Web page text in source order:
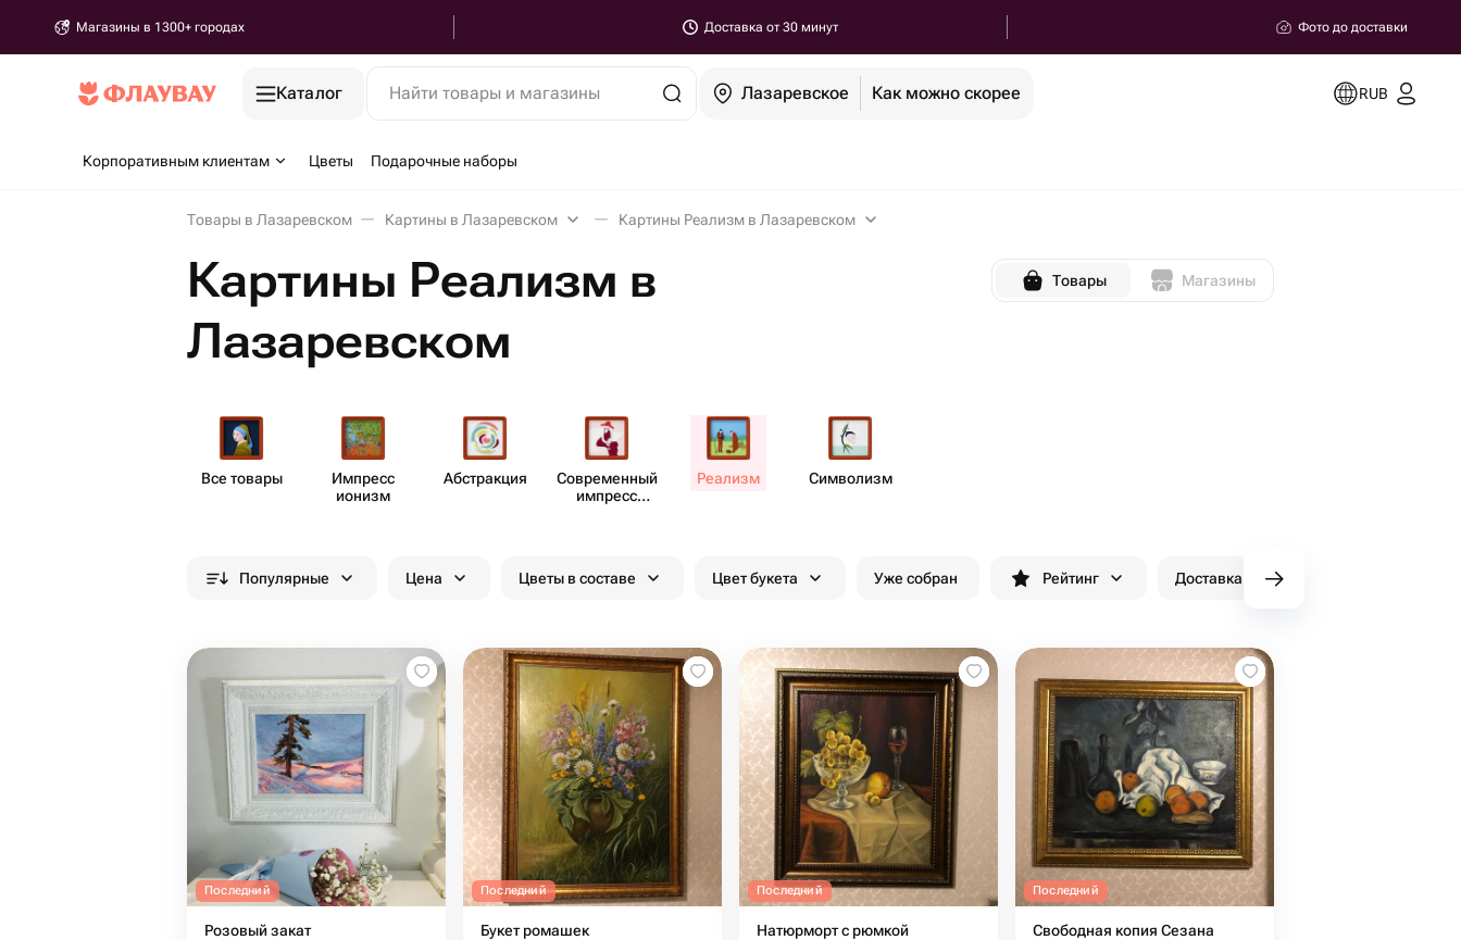
Магазины в 1300+ городах Доставка от 30 минут Фото до доставки
Каталог Найти товары и магазины Лазаревское Как можно скорее RUB
Корпоративным клиентам Цветы Подарочные наборы
Товары в Лазаревском Картины в Лазаревском Картины Реализм в Лазаревском
Картины Реализм в
Лазаревском
Товары Магазины
Все товары
Импресс​
ионизм
Абст​ракция
Совре​менный
импресс​
Реализм Символизм
Популярные Цена Цветы в составе Цвет букета Уже собран Рейтинг Доставка до 90 минут
Последний
Розовый закат
Последний
Букет ромашек
Последний
Натюрморт с рюмкой
Последний
Свободная копия Сезана